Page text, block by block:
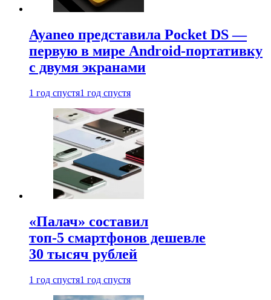
Ayaneo представила Pocket DS —
первую в мире Android-портативку
с двумя экранами
1 год спустя1 год спустя
«Палач» составил
топ-5 смартфонов дешевле
30 тысяч рублей
1 год спустя1 год спустя